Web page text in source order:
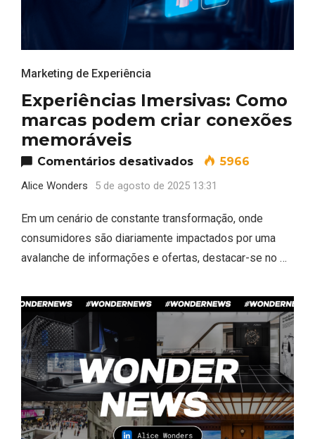
Marketing de Experiência
Experiências Imersivas: Como
marcas podem criar conexões
memoráveis
Comentários desativadosem Experiências
5966
Alice Wonders 5 de agosto de 2025 13:31
Em um cenário de constante transformação, onde
consumidores são diariamente impactados por uma
avalanche de informações e ofertas, destacar-se no …